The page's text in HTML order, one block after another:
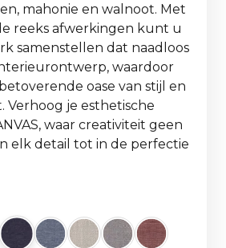
mahonie en walnoot. Met
reeks afwerkingen kunt u
samenstellen dat naadloos
waardoor
oase van stijl en
Verhoog je esthetische
waar creativiteit geen
elk detail tot in de perfectie